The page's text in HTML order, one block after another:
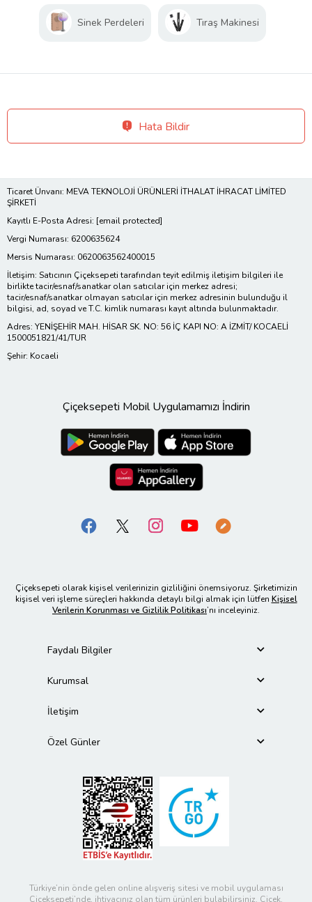
Sinek Perdeleri Tıraş Makinesi
Hata Bildir
Ticaret Ünvanı: MEVA TEKNOLOJİ ÜRÜNLERİ İTHALAT İHRACAT LİMİTED
ŞİRKETİ
Kayıtlı E-Posta Adresi: [email protected]
Vergi Numarası: 6200635624
Mersis Numarası: 0620063562400015
İletişim: Satıcının Çiçeksepeti tarafından teyit edilmiş iletişim bilgileri ile
birlikte tacir/esnaf/sanatkar olan satıcılar için merkez adresi;
tacir/esnaf/sanatkar olmayan satıcılar için merkez adresinin bulunduğu il
bilgisi, ad, soyad ve T.C. kimlik numarası kayıt altında bulunmaktadır.
Adres: YENİŞEHİR MAH. HİSAR SK. NO: 56 İÇ KAPI NO: A İZMİT/ KOCAELİ
1500051821/41/TUR
Şehir: Kocaeli
Çiçeksepeti Mobil Uygulamamızı İndirin
Çiçeksepeti olarak kişisel verilerinizin gizliliğini önemsiyoruz. Şirketimizin
kişisel veri işleme süreçleri hakkında detaylı bilgi almak için lütfen Kişisel
Verilerin Korunması ve Gizlilik Politikası’nı inceleyiniz.
Faydalı Bilgiler
Kurumsal
İletişim
Özel Günler
Türkiye’nin önde gelen online alışveriş sitesi ve mobil uygulaması
Çiçeksepeti’nde, ihtiyacınız olan tüm ürünleri bulabilirsiniz. Çiçek,